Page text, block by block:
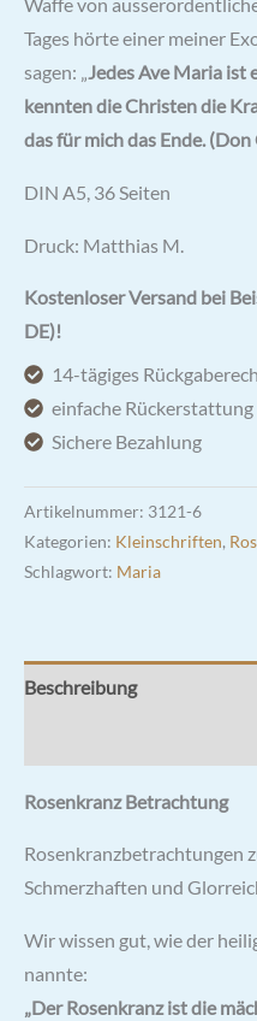
Waffe von
Tages hörte einer meiner
sagen: „Jedes Ave Maria ist
kennten die Christen die
das für mich das Ende. (Don
DIN A5, 36 Seiten
Druck: Matthias M.
Kostenloser Versand bei
DE)!
14-tägiges
einfache Rückerstattung
Sichere Bezahlung
Artikelnummer: 3121-6
Kategorien: Kleinschriften,
Schlagwort: Maria
Beschreibung
Rosenkranz Betrachtung
Rosenkranzbetrachtungen
Schmerzhaften und
Wir wissen gut, wie der
nannte:
„Der Rosenkranz ist die